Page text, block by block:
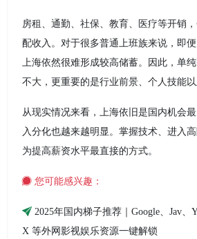
房租、通勤、社保、教育、医疗等开销
配收入。对于很多普通上班族来说，即
上海依然很难形成较高储蓄。因此，单
不大，更重要的是行业前景、个人技能以
从现实情况来看，上海依旧是国内机会
入分化也越来越明显。掌握技术、进入
为提高薪资水平最直接的方式。
您可能感兴趣：
2025年国内梯子推荐｜Google、Jav、
X 等外网影视娱乐资源一键解锁